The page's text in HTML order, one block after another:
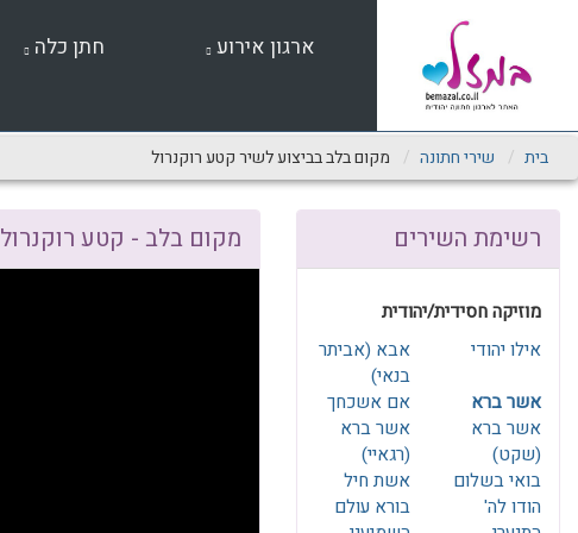
מַעֲרֶכֶת
בִּקְלִיק
הָאֲתָר.
לְחַץ
לְהַתְאָמַת
לְעִוְורִים
הַמִּשְׁתַּמְּשִׁים
בְּתוֹכְנַת
קוֹרֵא־מָסָךְ;
Control-
ארגון אירוע חתן כלה
בית שירי חתונה מקום בלב בביצוע לשיר קטע רוקנרול
מקום בלב - קטע רוקנרול רשימת השירים
מוזיקה חסידית/יהודית
אבא (אביתר
בנאי)
אילו יהודי
אם אשכחך
אשר ברא
אשר ברא
(רגאיי)
אשר ברא
(שקט)
אשת חיל
בואי בשלום
בורא עולם
הודו לה'